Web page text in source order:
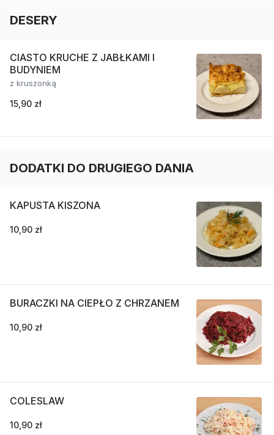
DESERY
CIASTO KRUCHE Z JABŁKAMI I
BUDYNIEM
z kruszonką
15,90 zł
DODATKI DO DRUGIEGO DANIA
KAPUSTA KISZONA
10,90 zł
BURACZKI NA CIEPŁO Z CHRZANEM
10,90 zł
COLESLAW
10,90 zł